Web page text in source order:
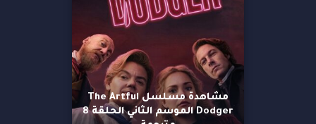
مشاهدة مسلسل The Artful
Dodger الموسم الثاني الحلقة 8